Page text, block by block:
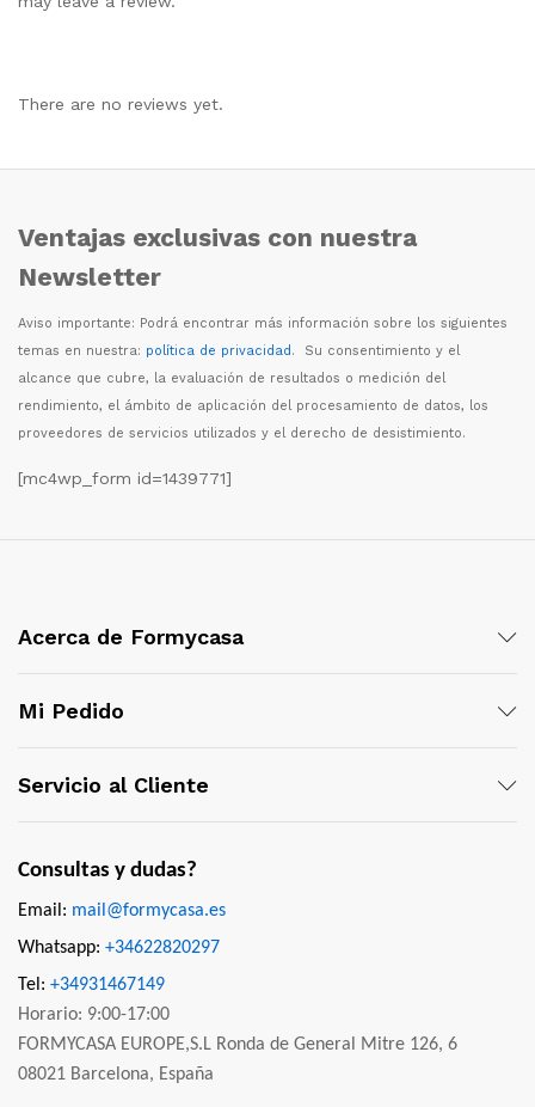
There are no reviews yet.
Ventajas exclusivas con nuestra
Newsletter
Aviso importante: Podrá encontrar más información sobre los siguientes
temas en nuestra: política de privacidad. Su consentimiento y el
alcance que cubre, la evaluación de resultados o medición del
rendimiento, el ámbito de aplicación del procesamiento de datos, los
proveedores de servicios utilizados y el derecho de desistimiento.
[mc4wp_form id=1439771]
Acerca de Formycasa
Mi Pedido
Servicio al Cliente
Consultas y dudas?
Email: mail@formycasa.es
Whatsapp: +34622820297
Tel: +34931467149
Horario: 9:00-17:00
FORMYCASA EUROPE,S.L Ronda de General Mitre 126, 6
08021 Barcelona, España